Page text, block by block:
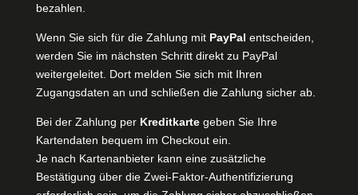
bezahlen.
Wenn Sie sich für die Zahlung mit PayPal entscheiden,
werden Sie im nächsten Schritt direkt zu PayPal
weitergeleitet. Dort melden Sie sich mit Ihren
Zugangsdaten an und schließen die Zahlung sicher ab.
Bei der Zahlung per Kreditkartegeben Sie Ihre
Kartendaten bequem im Checkout ein.
Je nach Kartenanbieter kann eine zusätzliche
Bestätigung über die Zwei-Faktor-Authentifizierung